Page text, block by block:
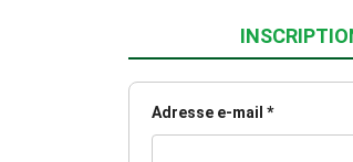
Adresse e-mail *